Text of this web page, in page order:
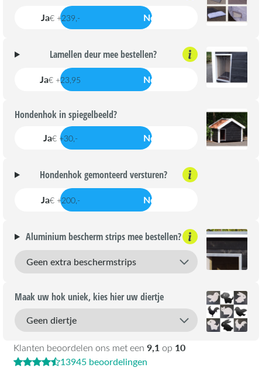
Klanten beoordelen ons met een 9,1 op 10
13945 beoordelingen
Ja€ +239,- Nee
Lamellen deur mee bestellen?
Ja€ +23,95 Nee
Hondenhok in spiegelbeeld?
Ja€ +30,- Nee
Hondenhok gemonteerd versturen?
Ja€ +200,- Nee
Aluminium bescherm strips mee bestellen?
Maak uw hok uniek, kies hier uw diertje